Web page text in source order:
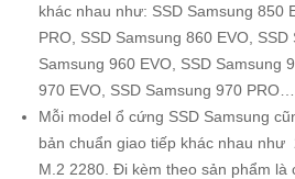
khác nhau như: SSD Samsung 850
PRO, SSD Samsung 860 EVO,
Samsung 960 EVO, SSD Samsung
970 EVO, SSD Samsung 970 PRO….
Mỗi model ổ cứng SSD Samsung
bản chuẩn giao tiếp khác nhau như
M.2 2280. Đi kèm theo sản phẩm là